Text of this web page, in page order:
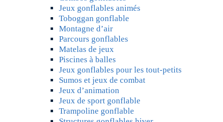
Jeux gonflables animés
Toboggan gonflable
Montagne d’air
Parcours gonflables
Matelas de jeux
Piscines à balles
Jeux gonflables pour les tout-petits
Sumos et jeux de combat
Jeux d’animation
Jeux de sport gonflable
Trampoline gonflable